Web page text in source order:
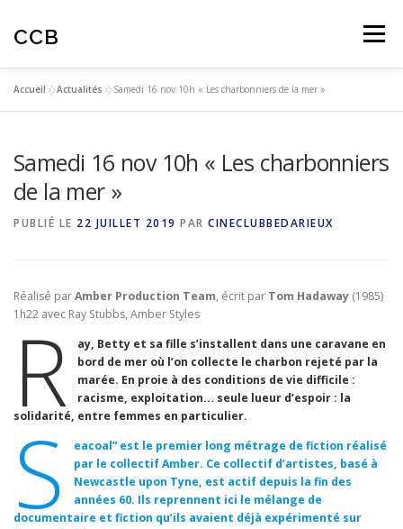
contenu
CCB Menu
ARTICLES AVIS SPECTATEURS
Accueil »Actualités »Samedi 16 nov 10h « Les charbonniers de la mer »
Samedi 16 nov 10h « Les charbonniers
de la mer »
PUBLIÉ LE 22 JUILLET 2019 PAR CINECLUBBEDARIEUX
Réalisé parAmber Production Team, écrit par Tom Hadaway (1985)
1h22 avec Ray Stubbs, Amber Styles
R
ay, Betty et sa fille s’installent dans une caravane en
bord de mer où l’on collecte le charbon rejeté par la
marée. En proie à des conditions de vie difficile :
racisme, exploitation… seule lueur d’espoir : la
solidarité, entre femmes en particulier.
S
eacoal” est le premier long métrage de fiction réalisé
par le collectif Amber. Ce collectif d’artistes, basé à
Newcastle upon Tyne, est actif depuis la fin des
années 60. Ils reprennent ici le mélange de
documentaire et fiction qu’ils avaient déjà expérimenté sur